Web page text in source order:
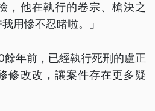
，他在執行的卷宗、槍決之
用慘不忍睹啦。」
年前，已經執行死刑的盧正
修改改，讓案件存在更多疑